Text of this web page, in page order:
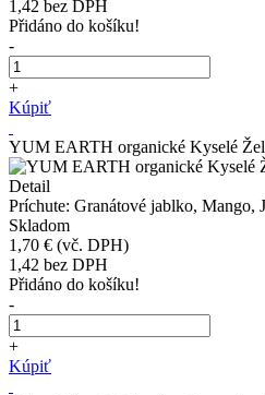
1,42 bez DPH
Přidáno do košíku!
-
+
Kúpiť
YUM EARTH organické Kyselé
Detail
Príchute: Granátové jablko, Mango,
Skladom
1,70 € (vč. DPH)
1,42 bez DPH
Přidáno do košíku!
-
+
Kúpiť